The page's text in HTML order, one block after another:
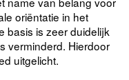
oriëntatie in het
basis is zeer duidelijk
verminderd. Hierdoor
uitgelicht.